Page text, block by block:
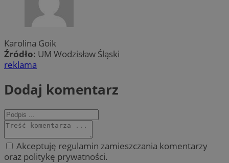
Karolina Goik
Źródło: UM Wodzisław Śląski
reklama
Dodaj komentarz
Akceptuję regulamin zamieszczania komentarzy
oraz politykę prywatności.